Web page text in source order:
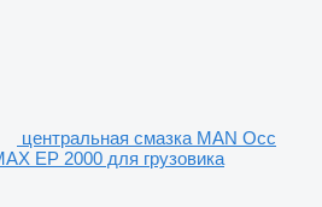
центральная смазка MAN Occ
EP 2000 для грузовика